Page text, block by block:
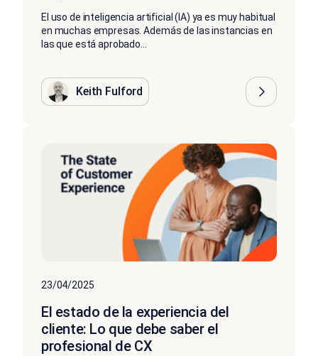
El uso de inteligencia artificial (IA) ya es muy habitual
en muchas empresas. Además de las instancias en
las que está aprobado...
Keith Fulford
23/04/2025
El estado de la experiencia del
cliente: Lo que debe saber el
profesional de CX